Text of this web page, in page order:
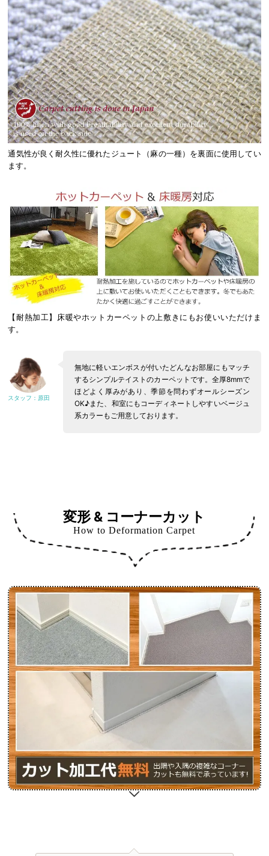
通気性が良く耐久性に優れたジュート（麻の一種）を裏面に使用してい
ます。
【耐熱加工】床暖やホットカーペットの上敷きにもお使いいただけま
す。
無地に軽いエンボスが付いたどんなお部屋にもマッチ
するシンプルテイストのカーペットです。全厚8mmで
ほどよく厚みがあり、季節を問わずオールシーズン
OK♪また、和室にもコーディネートしやすいベージュ
系カラーもご用意しております。
変形 & コーナーカット
How to Deformation Carpet